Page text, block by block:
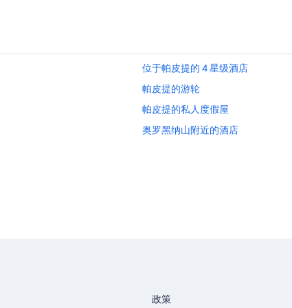
位于帕皮提的 4 星级酒店
帕皮提的游轮
帕皮提的私人度假屋
奥罗黑纳山附近的酒店
政策